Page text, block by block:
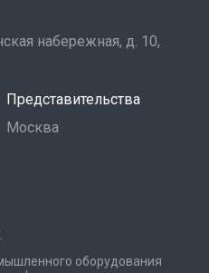
набережная, д. 10,
Представительства
Москва
оборудования